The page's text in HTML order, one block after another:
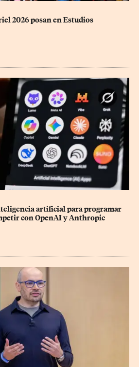
2026 posan en Estudios
artificial para programar
con OpenAI y Anthropic